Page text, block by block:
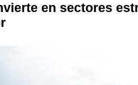
en sectores